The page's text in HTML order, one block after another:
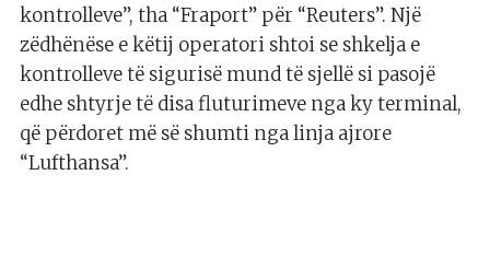
kontrolleve”, tha “Fraport” për “Reuters”. Një
zëdhënëse e këtij operatori shtoi se shkelja e
kontrolleve të sigurisë mund të sjellë si pasojë
edhe shtyrje të disa fluturimeve nga ky terminal,
që përdoret më së shumti nga linja ajrore
“Lufthansa”.